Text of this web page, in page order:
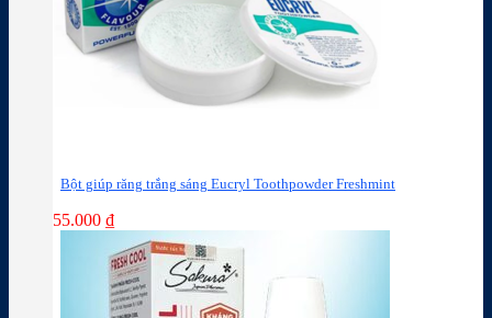
Bột giúp răng trắng sáng Eucryl Toothpowder Freshmint
55.000 ₫